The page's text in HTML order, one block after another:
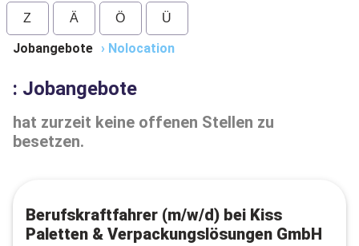
Z Ä Ö Ü
Jobangebote › Nolocation
: Jobangebote
hat zurzeit keine offenen Stellen zu
besetzen.
Berufskraftfahrer (m/w/d) bei Kiss
Paletten & Verpackungslösungen GmbH